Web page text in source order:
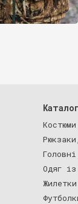
Костюми
Одяг
Жилетки